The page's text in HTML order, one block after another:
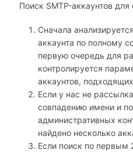
Поиск SMTP-аккаунтов
Сначала
аккаунта по полному
первую очередь для
контролируется
аккаунтов,
Если у нас не
совпадению имени и
административных
найдено несколько
Если поиск по первым